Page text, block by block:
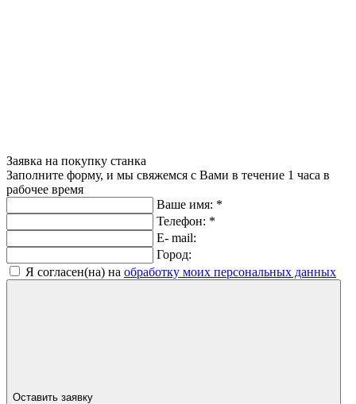
Заявка на покупку станка
Заполните форму, и мы свяжемся с Вами в течение 1 часа в
рабочее время
Ваше имя: *
Телефон: *
E- mail:
Город:
Я согласен(на) на обработку моих персональных данных
Оставить заявку